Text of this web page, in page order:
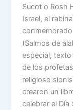
Sucot o Rosh
Israel, el
(Salmos de
especial,
de los
religioso
crearon un
celebrar el